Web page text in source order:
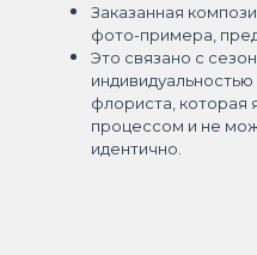
Заказанная
фото-примера,
Это связано с
флориста, которая
процессом и не
идентично.